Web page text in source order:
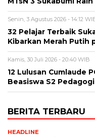
Senin, 3 Agustus 2026 - 14:12
32 Pelajar Terbaik
Kibarkan Merah Putih
Kamis, 30 Juli 2026 - 20:40 WIB
12 Lulusan Cumlaude
Beasiswa S2 Pedagogi
BERITA TERBARU
HEADLINE